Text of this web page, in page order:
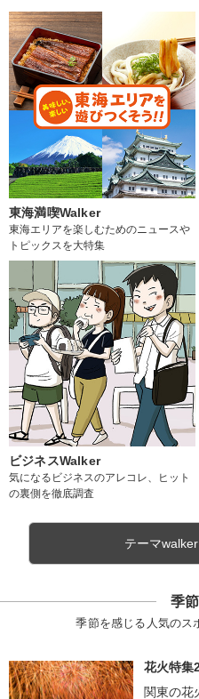
東海満喫Walker
東海エリアを楽しむためのニュースや
トピックスを大特集
ビジネスWalker
気になるビジネスのアレコレ、ヒット
の裏側を徹底調査
テーマ
季
季節を感じる人気のス
花火特集
関東の花